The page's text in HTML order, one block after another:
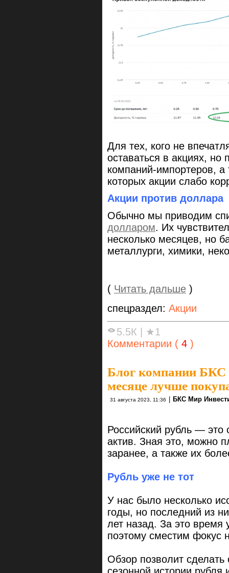
Для тех, кого не
оставаться в акциях, но
компаний-импортеров, а
которых акции слабо
Акции против доллара
Обычно мы приводим
долларом. Их
несколько месяцев, но
металлурги, химики,
( Читать дальше )
спецраздел: Акции
5.5К
★1
Комментарии ( 4 )
Блог компании БКС
месяце лучше
31 августа 2023, 11:36 БКС Мир
Российский рубль —
актив. Зная это, можно
заранее, а также их
Рубль уже не тот
У нас было несколько
годы, но последний из
лет назад. За это время
поэтому сместим фокус
Обзор позволит